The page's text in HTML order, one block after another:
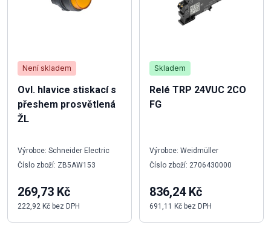
Není skladem
Ovl. hlavice stiskací s
přeshem prosvětlená
ŽL
Výrobce: Schneider Electric
Číslo zboží: ZB5AW153
269,73 Kč
222,92 Kč bez DPH
Skladem
Relé TRP 24VUC 2CO
FG
Výrobce: Weidmüller
Číslo zboží: 2706430000
836,24 Kč
691,11 Kč bez DPH